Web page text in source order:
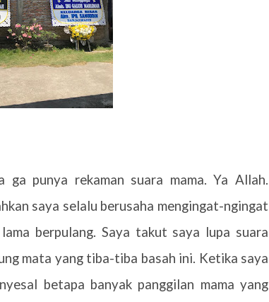
punya rekaman suara mama. Ya Allah.
saya selalu berusaha mengingat-ngingat
berpulang. Saya takut saya lupa suara
mata yang tiba-tiba basah ini. Ketika saya
betapa banyak panggilan mama yang